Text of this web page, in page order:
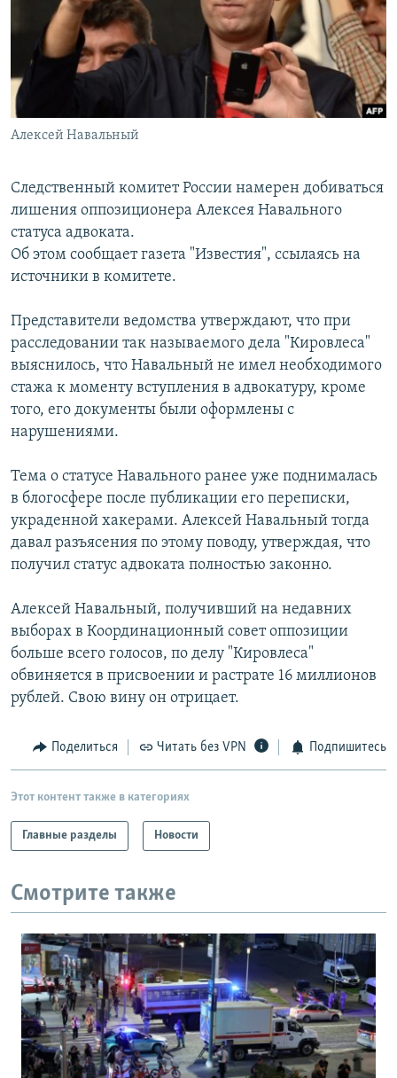
РАСПИСАНИЕ ВЕЩАНИЯ
ПОДПИШИТЕСЬ НА РАССЫЛКУ
СОЦИАЛЬНЫЕ СЕТИ
Все сайты РСЕ/РС
Алексей Навальный
Следственный комитет России намерен добиваться
лишения оппозиционера Алексея Навального
статуса адвоката.
Об этом сообщает газета "Известия", ссылаясь на
источники в комитете.
Представители ведомства утверждают, что при
расследовании так называемого дела "Кировлеса"
выяснилось, что Навальный не имел необходимого
стажа к моменту вступления в адвокатуру, кроме
того, его документы были оформлены с
нарушениями.
Тема о статусе Навального ранее уже поднималась
в блогосфере после публикации его переписки,
украденной хакерами. Алексей Навальный тогда
давал разъясения по этому поводу, утверждая, что
получил статус адвоката полностью законно.
Алексей Навальный, получивший на недавних
выборах в Координационный совет оппозиции
больше всего голосов, по делу "Кировлеса"
обвиняется в присвоении и растрате 16 миллионов
рублей. Свою вину он отрицает.
Поделиться Читать без VPN Подпишитесь
Этот контент также в категориях
Главные разделы Новости
Смотрите также